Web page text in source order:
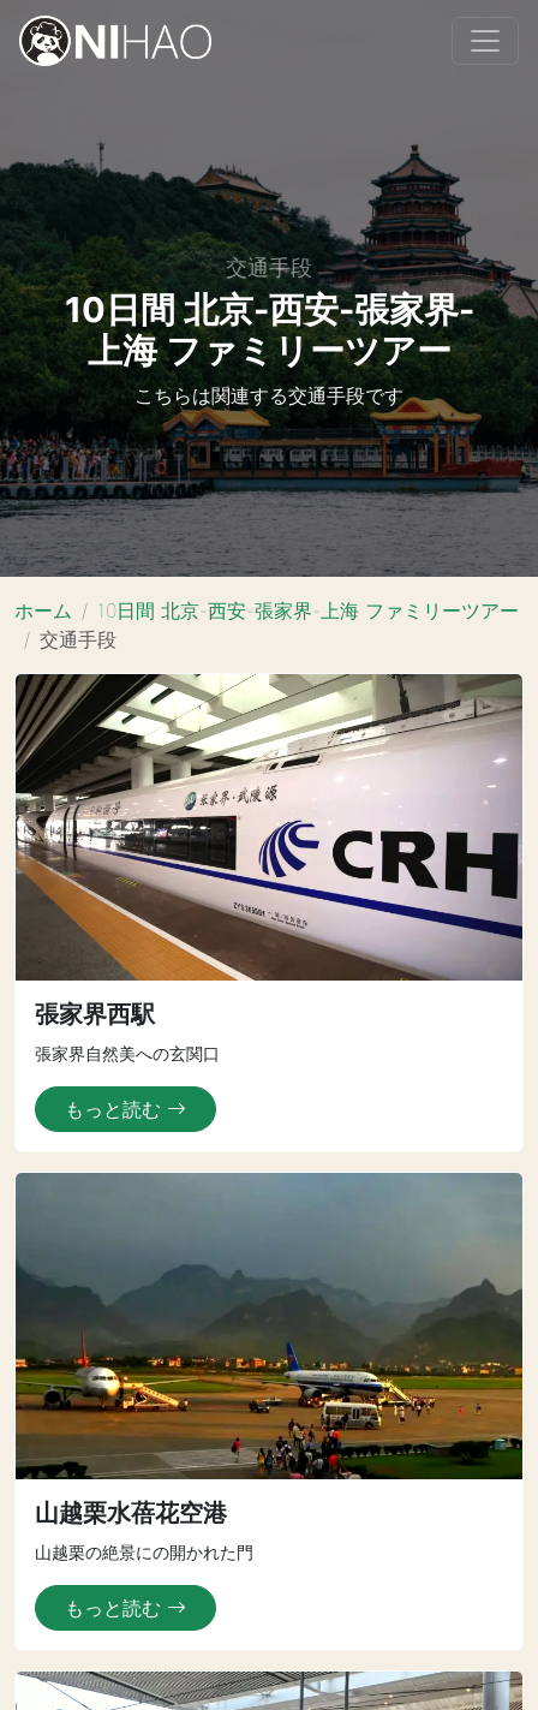
交通手段
10日間 北京-西安-張家界-
上海 ファミリーツアー
こちらは関連する交通手段です
ホーム
10日間 北京-西安-張家界-上海 ファミリーツアー
交通手段
張家界西駅
張家界自然美への玄関口
もっと読む
山越栗水蓓花空港
山越栗の絶景にの開かれた門
もっと読む